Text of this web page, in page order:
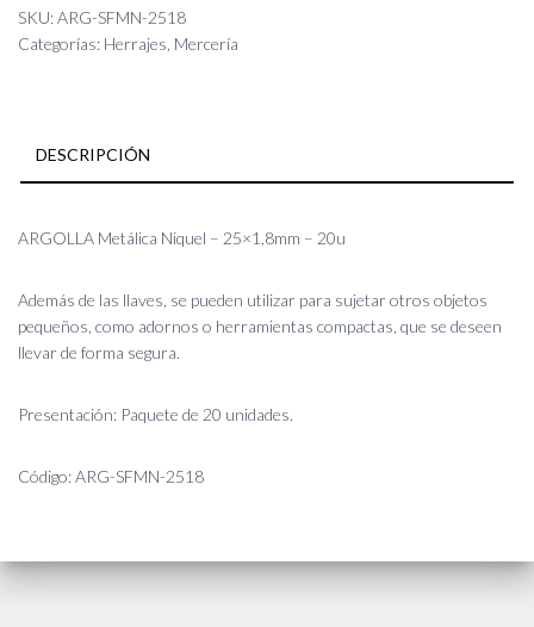
SKU:ARG-SFMN-2518
Categorías: Herrajes Mercería
DESCRIPCIÓN
ARGOLLA Metálica Niquel – 25×1,8mm – 20u
Además de las llaves, se pueden utilizar para sujetar otros objetos
pequeños, como adornos o herramientas compactas, que se deseen
llevar de forma segura.
Presentación: Paquete de 20 unidades.
Código: ARG-SFMN-2518